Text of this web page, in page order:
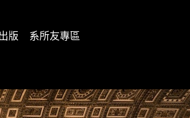
版
系所友專區